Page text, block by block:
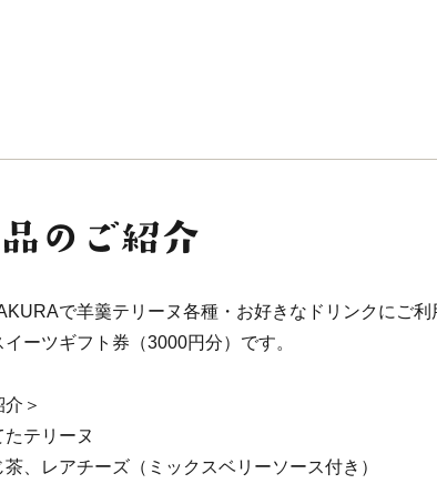
で羊羹テリーヌ各種・お好きなドリンクにご利
ーツギフト券（3000円分）です。
＞
テリーヌ
、レアチーズ（ミックスベリーソース付き）